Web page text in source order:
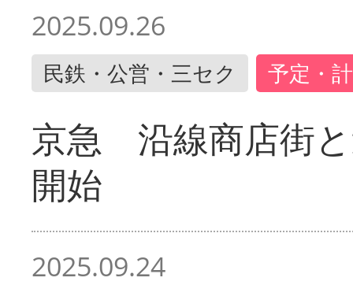
2025.09.26
民鉄・公営・三セク 予定・
京急 沿線商店街
開始
2025.09.24